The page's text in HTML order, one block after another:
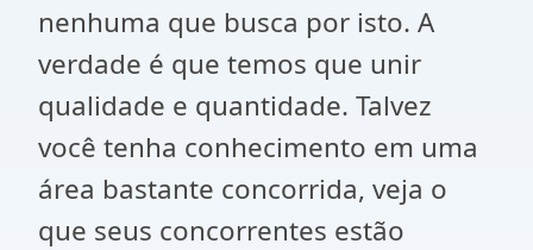
nenhuma que busca por isto. A
verdade é que temos que unir
qualidade e quantidade. Talvez
você tenha conhecimento em uma
área bastante concorrida, veja o
que seus concorrentes estão